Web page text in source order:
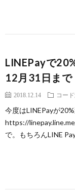
LINEPayで
12月31日まで
2018.12.14 コー
今度はLINEPayが
https://
で。もちろんLINE